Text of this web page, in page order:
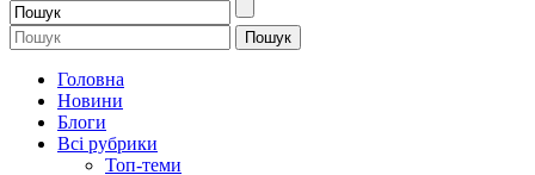
Головна
Новини
Блоги
Всі рубрики
Топ-теми